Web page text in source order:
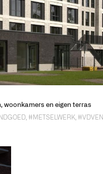
woonkamers en eigen terras
#METSELWERK #VDVEN